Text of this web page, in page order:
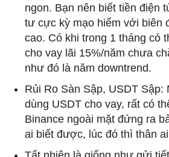
ngon. Bạn nên biết tiền điện
tư cực kỳ mạo hiểm với biên
cao. Có khi trong 1 tháng có
cho vay lãi 15%/năm chưa
như đó là năm downtrend.
Rủi Ro Sàn Sập, USDT Sập:
dùng USDT cho vay, rất có
Binance ngoài mặt đứng ra
ai biết được, lúc đó thì thân